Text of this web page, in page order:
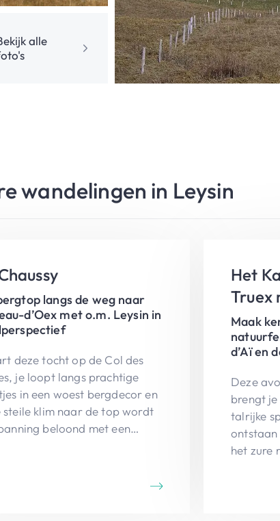
alle
wandelingen in Leysin
langs de weg naar
d’Oex met o.m. Leysin in
deze tocht op de Col des
je loopt langs prachtige
in een woest bergdecor en
steile klim naar de top wordt
beloond met een
Het
Truex
Maak
d’Aï en
Deze
brengt
talrijke
het zure